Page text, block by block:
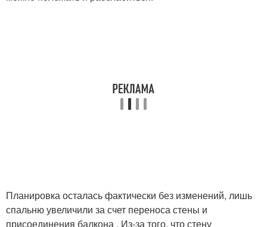
Планировка осталась фактически без изменений, лишь
спальню увеличили за счет переноса стены и
присоединения балкона . Из-за того, что стену